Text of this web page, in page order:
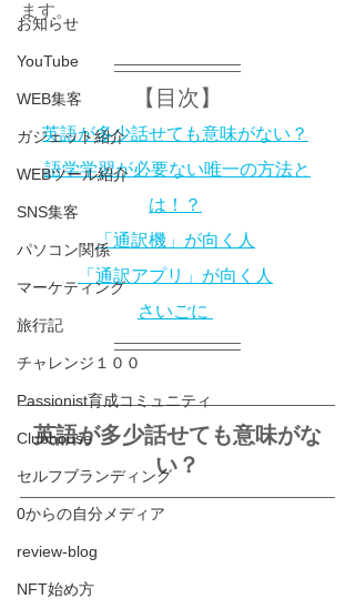
お知らせ
YouTube
WEB集客
ガジェット紹介
WEBツール紹介
SNS集客
パソコン関係
マーケティング
旅行記
チャレンジ１００
Passionist育成コミュニティ
Clubhouse
セルフブランディング
0からの自分メディア
review-blog
NFT始め方
ます。
【目次】
英語が多少話せても意味がない？
語学学習が必要ない唯一の方法と
は！？
「通訳機」が向く人
「通訳アプリ」が向く人
さいごに
英語が多少話せても意味がな
い？